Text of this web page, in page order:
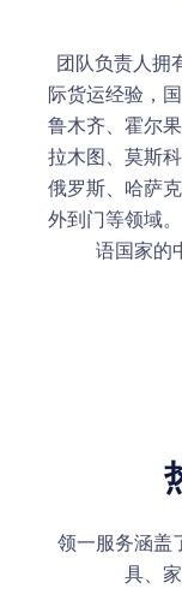
团队负责人拥
际货运经验，
鲁木齐、霍尔
拉木图、莫斯
俄罗斯、哈萨
外到门等领域
语国家的
领一服务涵盖
具、